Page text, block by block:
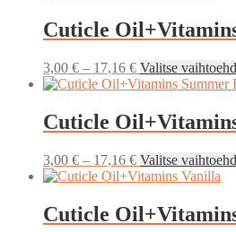
14,19 €
Cuticle
3,00 € – 17,16 €Hintaluokka:
3,00 €
17,16 €
Valitse
Cuticle
3,00 € – 17,16 €Hintaluokka:
3,00 €
17,16 €
Valitse
Cuticle